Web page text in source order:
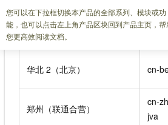
您可以在下拉框切换本产品的全部系列、模块或功
能，也可以点击左上角产品区块回到产品主页，帮
您更高效阅读文档。
地域名称
华北 2（北京） cn-
郑州（联通合营）
cn-
jva
Qwen3.8-Max HOT
智能体时代全能旗舰模型
Qwen3.7-Plus
能看、能想、能动手的多模态智能体模型
Qwen3-VL-Plus
随时随地安全接入的云上超级电脑
云解析DNS
云原生大数据计算服务 MaxCompute
快速拥有专属 OpenClaw
高校专属算力普惠，学生认证享300元代金券
免费试用
解决方案免费试用 新老同享
AI 产品 免费试用
观测云
Tuya 物联网平台阿里云版
蓝凌 OA
电子合同
Tableau 订阅
Salesforce On Alibaba Cloud
Consulting Partner 合作计划
工单服务
短信专区
分析师报告
研究报告与白皮书
天池大赛
AI 算法大赛
云开发大赛